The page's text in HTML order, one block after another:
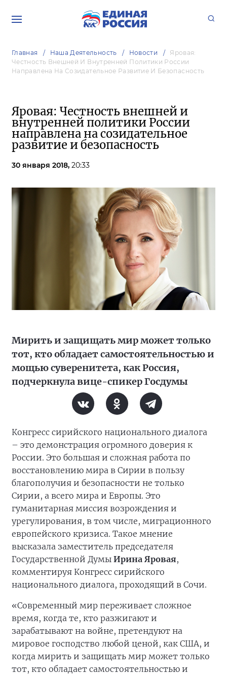
Главная Наша Деятельность Новости
Яровая:
Честность Внешней И Внутренней Политики России
Направлена На Созидательное Развитие И Безопасность
Яровая: Честность внешней и
внутренней политики России
направлена на созидательное
развитие и безопасность
30 января 2018, 20:33
Мирить и защищать мир может только
тот, кто обладает самостоятельностью и
мощью суверенитета, как Россия,
подчеркнула вице-спикер Госдумы
Конгресс сирийского национального диалога
– это демонстрация огромного доверия к
России. Это большая и сложная работа по
восстановлению мира в Сирии в пользу
благополучия и безопасности не только
Сирии, а всего мира и Европы. Это
гуманитарная миссия возрождения и
урегулирования, в том числе, миграционного
европейского кризиса. Такое мнение
высказала заместитель председателя
Государственной Думы Ирина Яровая,
комментируя Конгресс сирийского
национального диалога, проходящий в Сочи.
«Современный мир переживает сложное
время, когда те, кто разжигают и
зарабатывают на войне, претендуют на
мировое господство любой ценой, как США, и
когда мирить и защищать мир может только
тот, кто обладает самостоятельностью и